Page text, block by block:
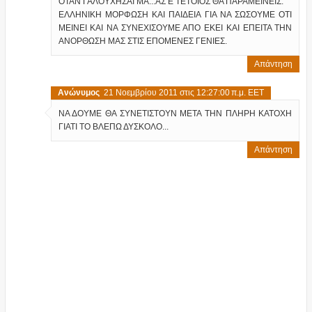
ΕΛΛΗΝΙΚΗ ΜΟΡΦΩΣΗ ΚΑΙ ΠΑΙΔΕΙΑ ΓΙΑ ΝΑ ΣΩΣΟΥΜΕ ΟΤΙ
ΜΕΙΝΕΙ ΚΑΙ ΝΑ ΣΥΝΕΧΙΣΟΥΜΕ ΑΠΟ ΕΚΕΙ ΚΑΙ ΕΠΕΙΤΑ ΤΗΝ
ΑΝΟΡΘΩΣΗ ΜΑΣ ΣΤΙΣ ΕΠΟΜΕΝΕΣ ΓΕΝΙΕΣ.
Απάντηση
Ανώνυμος 21 Νοεμβρίου 2011 στις 12:27:00 π.μ. EET
ΝΑ ΔΟΥΜΕ ΘΑ ΣΥΝΕΤΙΣΤΟΥΝ ΜΕΤΑ ΤΗΝ ΠΛΗΡΗ ΚΑΤΟΧΗ
ΓΙΑΤΙ ΤΟ ΒΛΕΠΩ ΔΥΣΚΟΛΟ...
Απάντηση